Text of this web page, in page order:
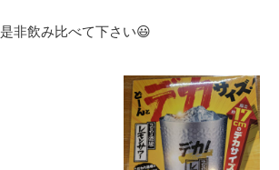
是非飲み比べて下さい😃